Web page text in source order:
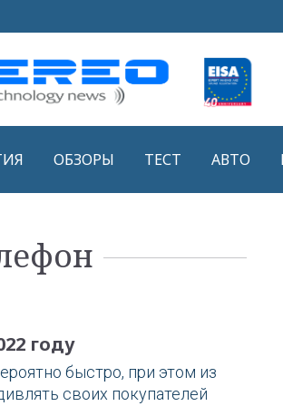
ОБЗОРЫ ТЕСТ АВТО
году
быстро, при этом из
своих покупателей